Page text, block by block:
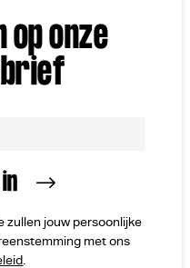
onze
zullen jouw persoonlijke
met ons